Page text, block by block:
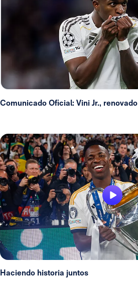
Comunicado Oficial: Vini Jr.,
Haciendo historia juntos